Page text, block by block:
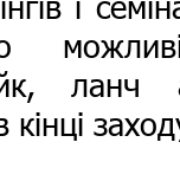
ланч